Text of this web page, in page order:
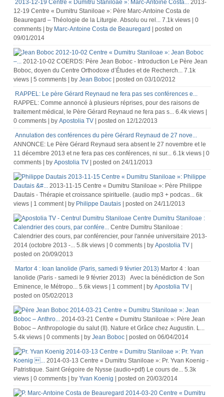
2013-12-19 Centre « Dumitru Staniloae »: Marc-Antoine Costa...
2013-
12-19 Centre « Dumitru Staniloae »: Père Marc-Antoine Costa de
Beauregard – Théologie de la Liturgie. Absolu ou rel...
7.1k views| 0
comments| by Marc-Antoine Costa de Beauregard | posted on
09/01/2014
2012-10-02 Centre « Dumitru Staniloae »: Jean Boboc
–...
2012-10-02 COERDS: Père Jean Boboc - Introduction Le Père Jean
Boboc, doyen du Centre Orthodoxe d’Études et de Recherch...
7.1k
views| 5 comments| by Jean Boboc| posted on 03/10/2012
RAPPEL: Le père Gérard Reynaud ne fera pas ses conférences e...
RAPPEL: Comme annoncé à plusieurs réprises, pour des raisons de
traitement médical, le Père Gérard Reynaud ne fera pas s...
6.4k views|
0 comments| by Apostolia TV| posted on 12/12/2013
Annulation des conférences du père Gérard Reynaud de 27 nove...
ANNONCE: Le Père Gérard Reynaud sera absent le 27 novembre et le
11 décembre 2013 et ne fera pas ces conférences, ni sur...
6.1k views| 0
comments| by Apostolia TV| posted on 24/11/2013
2013-11-15 Centre « Dumitru Staniloae »: Philippe
Dautais &#...
2013-11-15 Centre « Dumitru Staniloae »: Père Philippe
Dautais - Thérapie et croissance spirituelle. (audio mp3 + podcas...
6k
views| 1 comment| by Philippe Dautais| posted on 24/11/2013
Centre Dumitru Staniloae :
Calendrier des cours, par confére...
Centre Dumitru Staniloae :
Calendrier des cours, par conférencier, pour l'année universitaire 2013-
2014 (octobre 2013 -...
5.8k views| 0 comments| by Apostolia TV|
posted on 20/09/2013
Martor 4 : Ioan Ianolide (Paris, samedi 9 février 2013) Martor 4 : Ioan
Ianolide (Paris - samedi le 9 février 2013) Avec la bénédiction de Son
Eminence, le Métropo...
5.6k views| 1 comment| by Apostolia TV|
posted on 05/02/2013
2014-03-21 Centre « Dumitru Staniloae »: Jean
Boboc – Anthro...
2014-03-21 Centre « Dumitru Staniloae »: Père Jean
Boboc – Anthropologie du salut (II). Nature et Grâce chez Augustin. L...
5.4k views| 0 comments| by Jean Boboc| posted on 06/04/2014
2014-03-13 Centre « Dumitru Staniloae »: Pr. Yvan
Koenig ...
2014-03-13 Centre « Dumitru Staniloae »: Pr. Yvan Koenig -
Patristique. Saint Grégoire de Nysse (audio+pdf) Le cours de...
5.3k
views| 0 comments| by Yvan Koenig | posted on 20/03/2014
2014-03-20 Centre « Dumitru